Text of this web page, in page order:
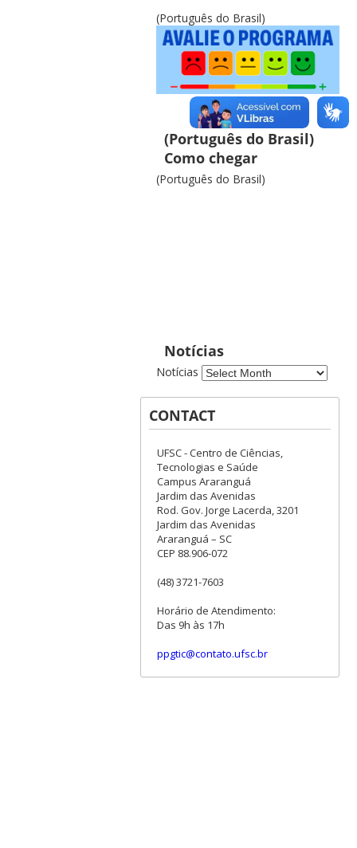
(Português do Brasil)
(Português do Brasil)
Como chegar
(Português do Brasil)
Notícias
Notícias
CONTACT
UFSC - Centro de Ciências,
Tecnologias e Saúde
Campus Araranguá
Jardim das Avenidas
Rod. Gov. Jorge Lacerda, 3201
Jardim das Avenidas
Araranguá – SC
CEP 88.906-072
(48) 3721-7603
Horário de Atendimento:
Das 9h às 17h
ppgtic@contato.ufsc.br